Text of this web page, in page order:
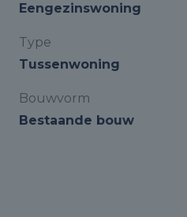
Eengezinswoning
Type
Tussenwoning
Bouwvorm
Bestaande bouw